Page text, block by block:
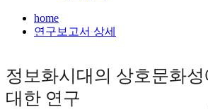
home
연구보고서 상세
정보화시대의 상호문화성
대한 연구